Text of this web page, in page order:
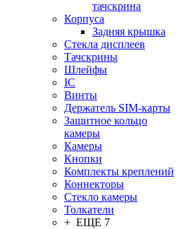
тачскрина
Корпуса
Задняя крышка
Стекла дисплеев
Тачскрины
Шлейфы
IC
Винты
Держатель SIM-карты
Защитное кольцо
камеры
Камеры
Кнопки
Комплекты креплений
Коннекторы
Стекло камеры
Толкатели
+ ЕЩЕ 7